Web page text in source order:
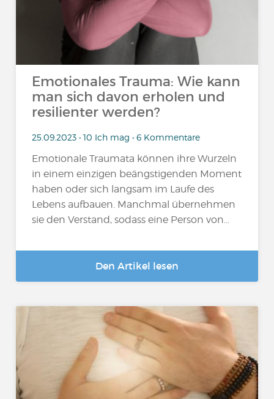
Emotionales Trauma: Wie kann
man sich davon erholen und
resilienter werden?
25.09.2023 • 10 Ich mag • 6 Kommentare
Emotionale Traumata können ihre Wurzeln
in einem einzigen beängstigenden Moment
haben oder sich langsam im Laufe des
Lebens aufbauen. Manchmal übernehmen
sie den Verstand, sodass eine Person von...
Den Artikel lesen